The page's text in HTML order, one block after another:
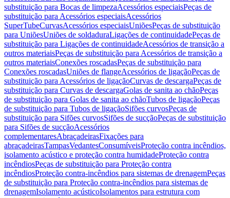
substituição para Bocas de limpezaAcessórios especiaisPeças de
substituição para Acessórios especiaisAcessórios
SuperTubeCurvasAcessórios especiaisUniõesPeças de substituição
para UniõesUniões de soldaduraLigações de continuidadePeças de
substituição para Ligações de continuidadeAcessórios de transição a
outros materiaisPeças de substituição para Acessórios de transição a
outros materiaisConexões roscadasPeças de substituição para
Conexões roscadasUniões de flangeAcessórios de ligaçãoPeças de
substituição para Acessórios de ligaçãoCurvas de descargaPeças de
substituição para Curvas de descargaGolas de sanita ao chãoPeças
de substituição para Golas de sanita ao chãoTubos de ligaçãoPeças
de substituição para Tubos de ligaçãoSifões curvosPeças de
substituição para Sifões curvosSifões de sucçãoPeças de substituição
para Sifões de sucçãoAcessórios
complementaresAbraçadeirasFixações para
abraçadeirasTampasVedantesConsumíveisProteção contra incêndios,
isolamento acústico e proteção contra humidadeProteção contra
incêndiosPeças de substituição para Proteção contra
incêndiosProteção contra-incêndios para sistemas de drenagemPeças
de substituição para Proteção contra-incêndios para sistemas de
drenagemIsolamento acústicoIsolamentos para estrutura com